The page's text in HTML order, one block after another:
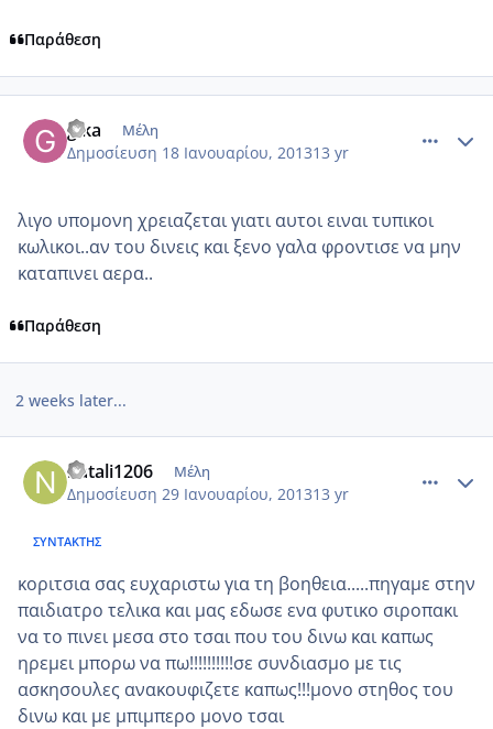
Παράθεση
gika Μέλη
Δημοσίευση 18 Ιανουαρίου, 201313 yr
λιγο υπομονη χρειαζεται γιατι αυτοι ειναι τυπικοι
κωλικοι..αν του δινεις και ξενο γαλα φροντισε να μην
καταπινει αερα..
Παράθεση
2 weeks later...
natali1206 Μέλη
Δημοσίευση 29 Ιανουαρίου, 201313 yr
ΣΥΝΤΆΚΤΗΣ
κοριτσια σας ευχαριστω για τη βοηθεια.....πηγαμε στην
παιδιατρο τελικα και μας εδωσε ενα φυτικο σιροπακι
να το πινει μεσα στο τσαι που του δινω και καπως
ηρεμει μπορω να πω!!!!!!!!!!σε συνδιασμο με τις
ασκησουλες ανακουφιζετε καπως!!!μονο στηθος του
δινω και με μπιμπερο μονο τσαι